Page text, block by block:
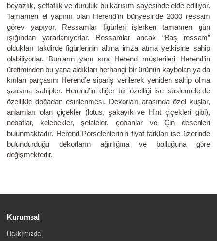
beyazlık, şeffaflık ve duruluk bu karışım sayesinde elde ediliyor.
Tamamen el yapımı olan Herend’in bünyesinde 2000 ressam
görev yapıyor. Ressamlar figürleri işlerken tamamen gün
ışığından yararlanıyorlar. Ressamlar ancak “Baş ressam”
oldukları takdirde figürlerinin altına imza atma yetkisine sahip
olabiliyorlar. Bunların yanı sıra Herend müşterileri Herend’in
üretiminden bu yana aldıkları herhangi bir ürünün kaybolan ya da
kırılan parçasını Herend’e sipariş verilerek yeniden sahip olma
şansına sahipler. Herend’in diğer bir özelliği ise süslemelerde
özellikle doğadan esinlenmesi. Dekorları arasında özel kuşlar,
anlamları olan çiçekler (lotus, şakayık ve Hint çiçekleri gibi),
nebatlar, kelebekler, şelaleler, çobanlar ve Çin desenleri
bulunmaktadır. Herend Porselenlerinin fiyat farkları ise üzerinde
bulundurduğu dekorların ağırlığına ve bolluğuna göre
değişmektedir.
Kurumsal
Hakkımızda